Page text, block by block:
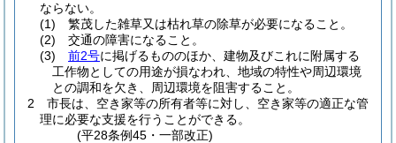
ならない。
(1)
繁茂した雑草又は枯れ草の除草が必要になること。
(2)
交通の障害になること。
(3)
前2号に掲げるもののほか、建物及びこれに附属する
工作物としての用途が損なわれ、地域の特性や周辺環境
との調和を欠き、周辺環境を阻害すること。
2
市長は、空き家等の所有者等に対し、空き家等の適正な管
理に必要な支援を行うことができる。
(平28条例45・一部改正)